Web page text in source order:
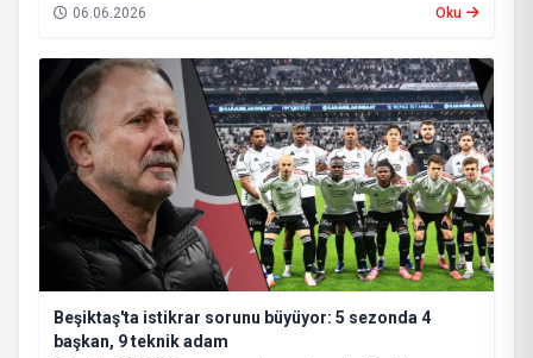
06.06.2026 Oku
Beşiktaş'ta istikrar sorunu büyüyor: 5 sezonda 4
başkan, 9 teknik adam